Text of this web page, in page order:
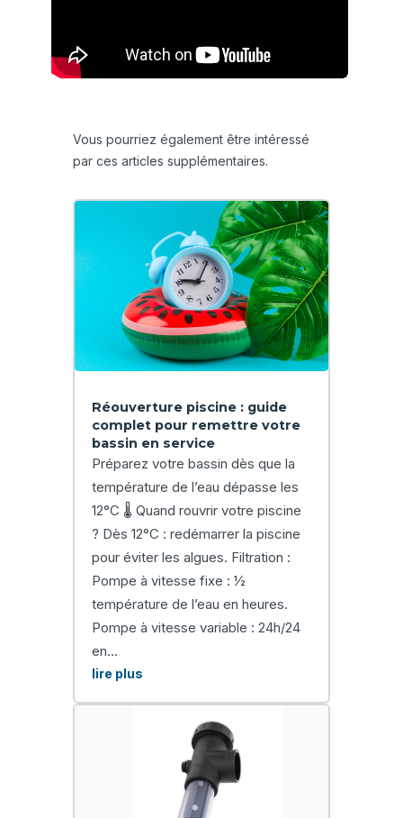
Vous pourriez également être intéressé
par ces articles supplémentaires.
Réouverture piscine : guide
complet pour remettre votre
bassin en service
Préparez votre bassin dès que la
température de l’eau dépasse les
12°C 🌡️ Quand rouvrir votre piscine
? Dès 12°C : redémarrer la piscine
pour éviter les algues. Filtration :
Pompe à vitesse fixe : ½
température de l’eau en heures.
Pompe à vitesse variable : 24h/24
en...
lire plus